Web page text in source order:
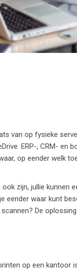
van op fysieke
ERP-, CRM- en
op eender welk
zijn, jullie kunnen
eender waar kunt
De
op een kantoor